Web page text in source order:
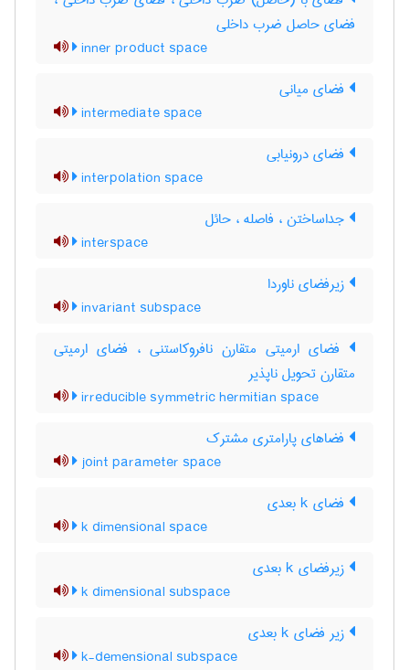
فضای حاصل ضرب داخلی
inner product space
فضای میانی
intermediate space
فضای درونیابی
interpolation space
جداساختن ، فاصله ، حائل
interspace
زیرفضای ناوردا
invariant subspace
فضای ارمیتی متقارن نافروکاستنی ، فضای ارمیتی
متقارن تحویل ناپذیر
irreducible symmetric hermitian space
فضاهای پارامتری مشترک
joint parameter space
فضای k بعدی
k dimensional space
زیرفضای k بعدی
k dimensional subspace
زیر فضای k بعدی
k-demensional subspace